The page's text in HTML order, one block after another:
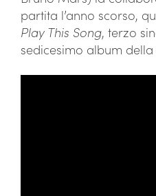
partita l’anno scorso,
Play This Song, terzo
sedicesimo album della